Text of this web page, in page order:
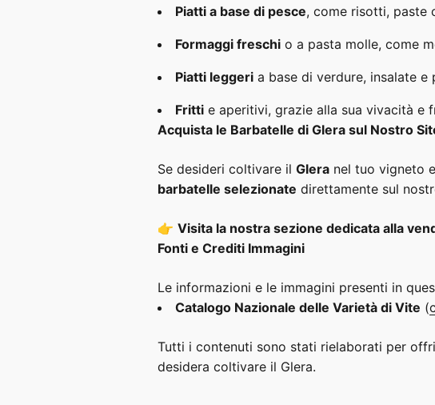
Piatti a base di pesce, come risotti, paste
Formaggi freschi o a pasta molle, come
Piatti leggeri a base di verdure, insalate e
Fritti e aperitivi, grazie alla sua vivacità e
Acquista le Barbatelle di Glera sul Nostro
Se desideri coltivare il Glera nel tuo vigneto
barbatelle selezionate direttamente sul
👉 Visita la nostra sezione dedicata alla
Fonti e Crediti Immagini
Le informazioni e le immagini presenti in
Catalogo Nazionale delle Varietà di Vite (
Tutti i contenuti sono stati rielaborati per
desidera coltivare il Glera.